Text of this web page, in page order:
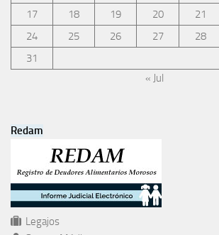
17
18 19 20 21
24
25 26 27 28
31
« Jul
Redam
Legajos